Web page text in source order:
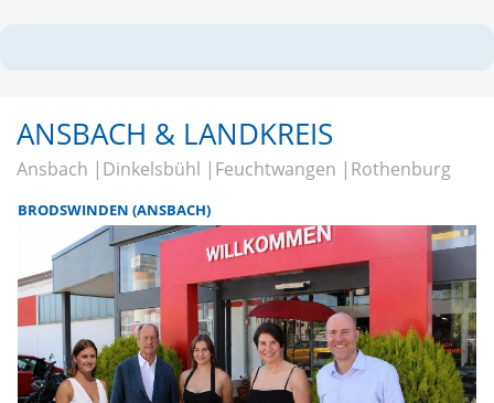
ANSBACH & LANDKREIS
Ansbach Dinkelsbühl Feuchtwangen Rothenburg
BRODSWINDEN (ANSBACH)